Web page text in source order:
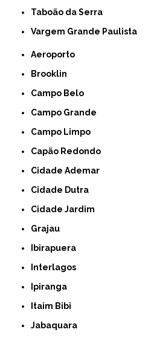
Taboão da Serra
Vargem Grande Paulista
Aeroporto
Brooklin
Campo Belo
Campo Grande
Campo Limpo
Capão Redondo
Cidade Ademar
Cidade Dutra
Cidade Jardim
Grajau
Ibirapuera
Interlagos
Ipiranga
Itaim Bibi
Jabaquara